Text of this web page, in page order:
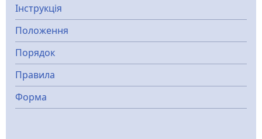
Інструкція
Положення
Порядок
Правила
Форма